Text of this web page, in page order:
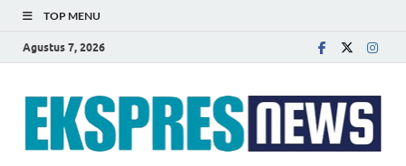
TOP MENU
Agustus 7, 2026